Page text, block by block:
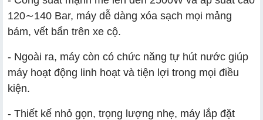
120∼140 Bar, máy dễ dàng xóa sạch mọi mảng
bám, vết bẩn trên xe cộ.
- Ngoài ra, máy còn có chức năng tự hút nước giúp
máy hoạt động linh hoạt và tiện lợi trong mọi điều
kiện.
- Thiết kế nhỏ gọn, trọng lượng nhẹ, máy lắp đặt